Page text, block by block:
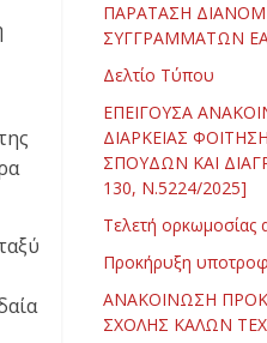
ΠΑΡΑΤΑΣΗ
ΣΥΓΓΡΑΜΜΑΤΩΝ
Δελτίο Τύπου
ΕΠΕΙΓΟΥΣΑ
ΔΙΑΡΚΕΙΑΣ
ΣΠΟΥΔΩΝ ΚΑΙ
130, Ν.5224/2025]
Τελετή
Προκήρυξη
ΑΝΑΚΟΙΝΩΣΗ
ΣΧΟΛΗΣ ΚΑΛΩΝ